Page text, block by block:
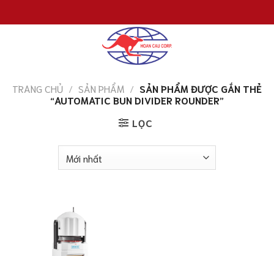
đến
TRANG CHỦ / SẢN PHẨM / SẢN PHẨM ĐƯỢC GẮN THẺ
“AUTOMATIC BUN DIVIDER ROUNDER”
LỌC